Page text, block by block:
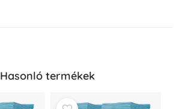
Hasonló termékek